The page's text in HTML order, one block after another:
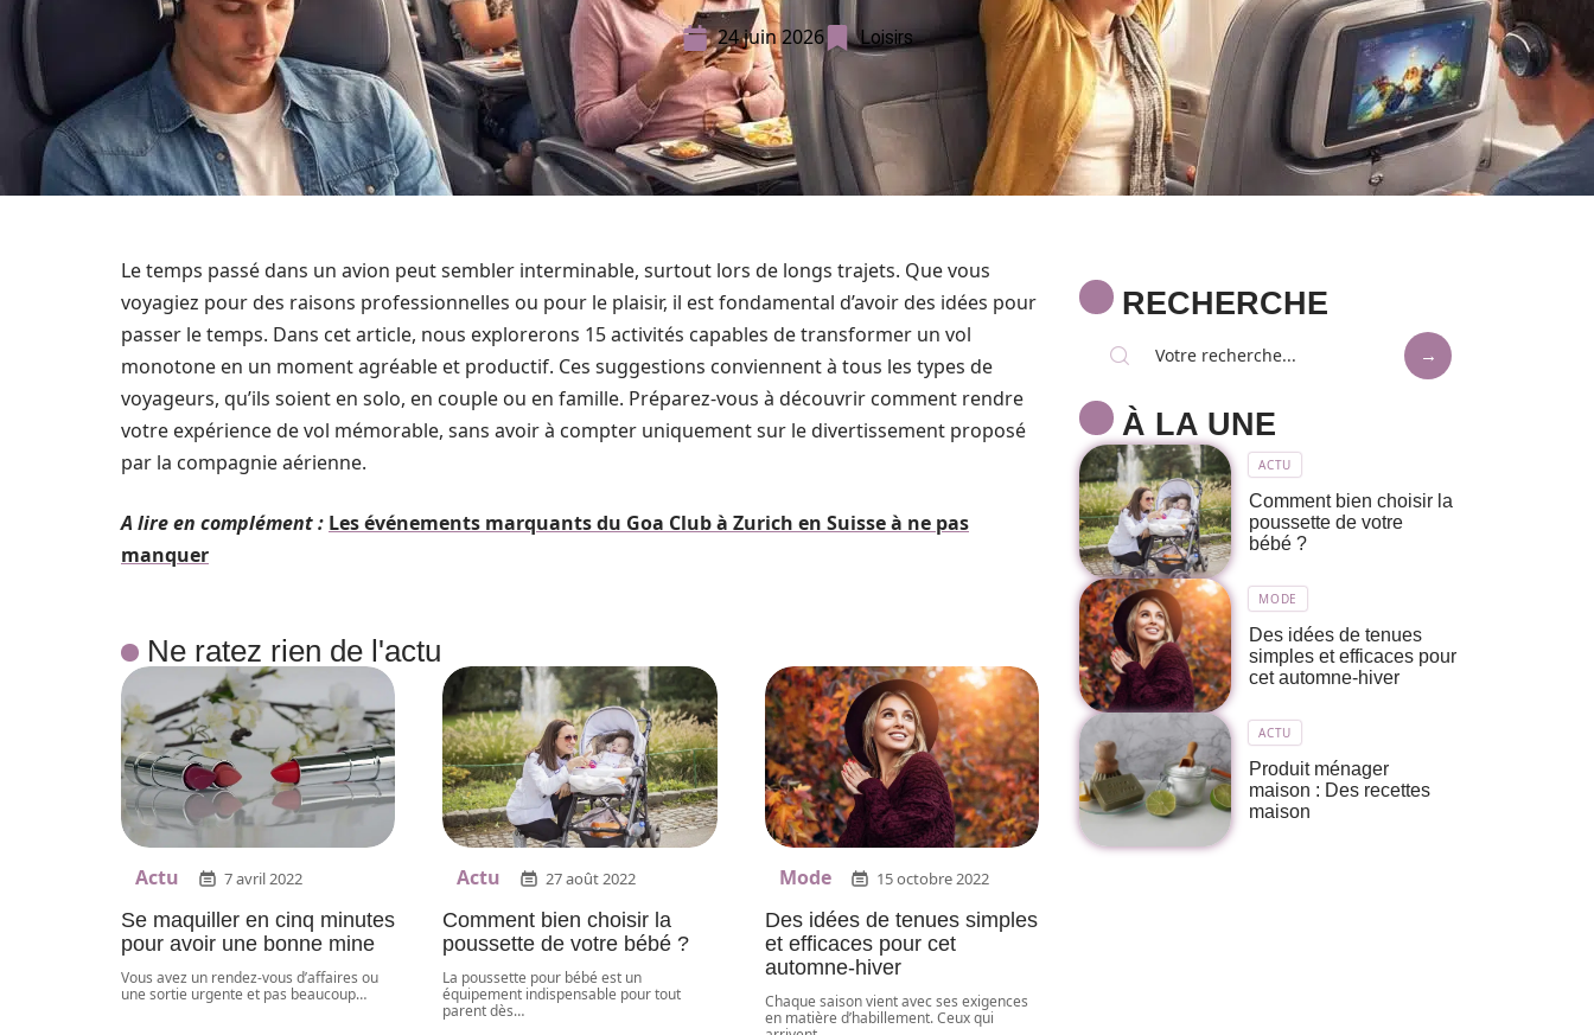
24 juin 2026 Loisirs
Le temps passé dans un avion peut sembler interminable, surtout lors de longs trajets. Que vous
voyagiez pour des raisons professionnelles ou pour le plaisir, il est fondamental d’avoir des idées pour
passer le temps. Dans cet article, nous explorerons 15 activités capables de transformer un vol
monotone en un moment agréable et productif. Ces suggestions conviennent à tous les types de
voyageurs, qu’ils soient en solo, en couple ou en famille. Préparez-vous à découvrir comment rendre
votre expérience de vol mémorable, sans avoir à compter uniquement sur le divertissement proposé
par la compagnie aérienne.
A lire en complément : Les événements marquants du Goa Club à Zurich en Suisse à ne pas
manquer
Ne ratez rien de l'actu
Actu 7 avril 2022
Se maquiller en cinq minutes
pour avoir une bonne mine
Vous avez un rendez-vous d’affaires ou
une sortie urgente et pas beaucoup…
Actu 27 août 2022
Comment bien choisir la
poussette de votre bébé ?
La poussette pour bébé est un
équipement indispensable pour tout
parent dès…
Mode 15 octobre 2022
Des idées de tenues simples
et efficaces pour cet
automne-hiver
Chaque saison vient avec ses exigences
en matière d’habillement. Ceux qui
RECHERCHE
À LA UNE
ACTU
Comment bien choisir la
poussette de votre
bébé ?
MODE
Des idées de tenues
simples et efficaces pour
cet automne-hiver
ACTU
Produit ménager
maison : Des recettes
maison